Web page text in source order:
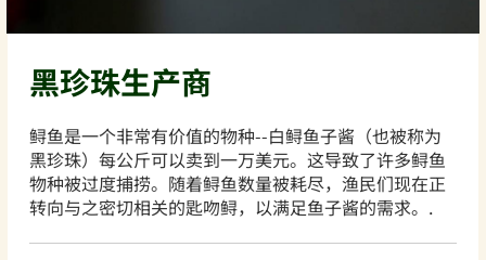
黑珍珠生产商
鲟鱼是一个非常有价值的物种--白鲟鱼子酱（也被称为
黑珍珠）每公斤可以卖到一万美元。这导致了许多鲟鱼
物种被过度捕捞。随着鲟鱼数量被耗尽，渔民们现在正
转向与之密切相关的匙吻鲟，以满足鱼子酱的需求。.